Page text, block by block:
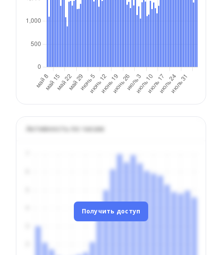
Активность по часам
Получить доступ